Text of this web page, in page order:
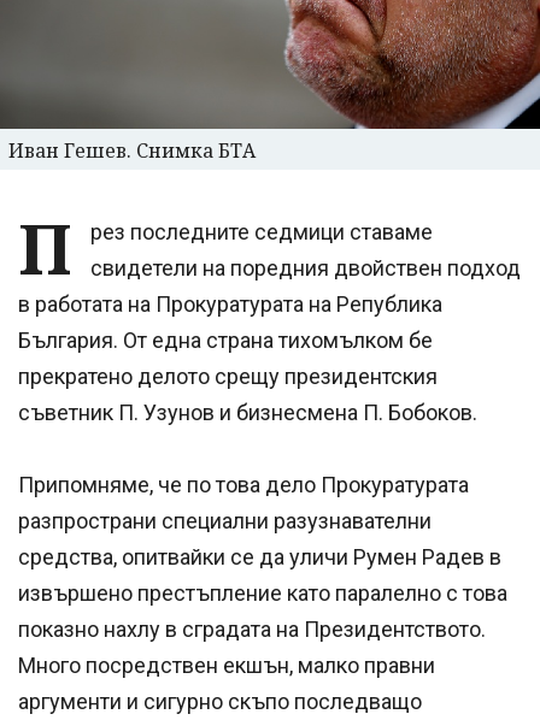
Иван Гешев. Снимка БТА
П
рез последните седмици ставаме
свидетели на поредния двойствен подход
в работата на Прокуратурата на Република
България. От една страна тихомълком бе
прекратено делото срещу президентския
съветник П. Узунов и бизнесмена П. Бобоков.
Припомняме, че по това дело Прокуратурата
разпространи специални разузнавателни
средства, опитвайки се да уличи Румен Радев в
извършено престъпление като паралелно с това
показно нахлу в сградата на Президентството.
Много посредствен екшън, малко правни
аргументи и сигурно скъпо последващо